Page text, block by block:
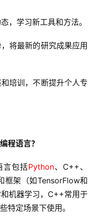
，学习新工具和方法。
将最新的研究成果应用
培训，不断提升个人专
程语言？
言包括Python、C++、
框架（如TensorFlow和
机器学习，C++常用于
特定场景下使用。